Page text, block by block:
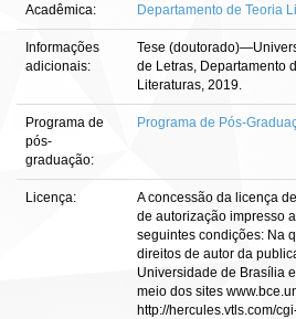
Acadêmica:
Departamento de Teoria
Informações
adicionais:
Tese
de Letras, Departamento
Literaturas, 2019.
Programa de
pós-
graduação:
Programa de Pós-
Licença:
A concessão da licença
de autorização impresso
seguintes condições: Na
direitos de autor da
Universidade de Brasília
meio dos sites
http://hercules.vtls.com/